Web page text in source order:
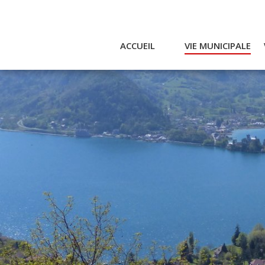
ACCUEIL VIE MUNICIPALE
Actualités et agenda
Conseil municipal
Actes
Réglementaires
Services municipaux
Intercommunalité
Emplois / Marchés
Finances